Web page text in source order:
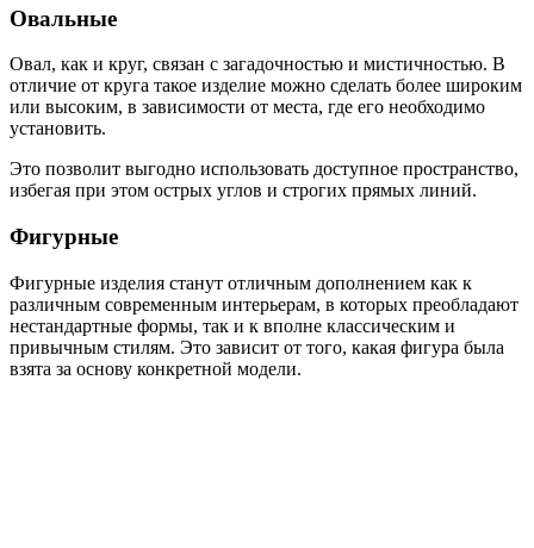
Овальные
Овал, как и круг, связан с загадочностью и мистичностью. В
отличие от круга такое изделие можно сделать более широким
или высоким, в зависимости от места, где его необходимо
установить.
Это позволит выгодно использовать доступное пространство,
избегая при этом острых углов и строгих прямых линий.
Фигурные
Фигурные изделия станут отличным дополнением как к
различным современным интерьерам, в которых преобладают
нестандартные формы, так и к вполне классическим и
привычным стилям. Это зависит от того, какая фигура была
взята за основу конкретной модели.